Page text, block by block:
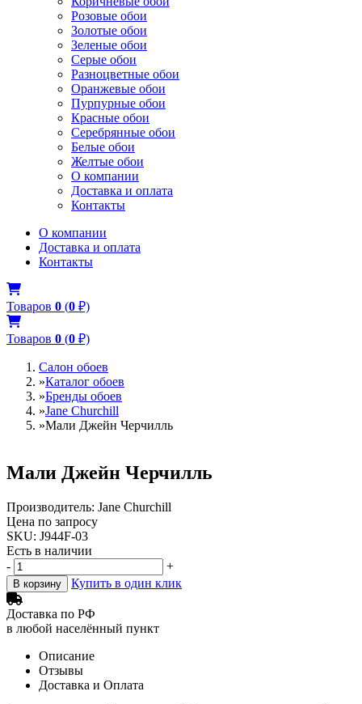
Розовые обои
Золотые обои
Зеленые обои
Серые обои
Разноцветные обои
Оранжевые обои
Пурпурные обои
Красные обои
Серебрянные обои
Белые обои
Желтые обои
О компании
Доставка и оплата
Контакты
О компании
Доставка и оплата
Контакты
Товаров 0 (0 ₽)
Товаров 0 (0 ₽)
Салон обоев
»Каталог обоев
»Бренды обоев
»Jane Churchill
»Мали Джейн Черчилль
Мали Джейн Черчилль
Производитель: Jane Churchill
Цена по запросу
SKU: J944F-03
Есть в наличии
-
+
В корзину Купить в один клик
Доставка по РФ
в любой населённый пункт
Описание
Отзывы
Доставка и Оплата